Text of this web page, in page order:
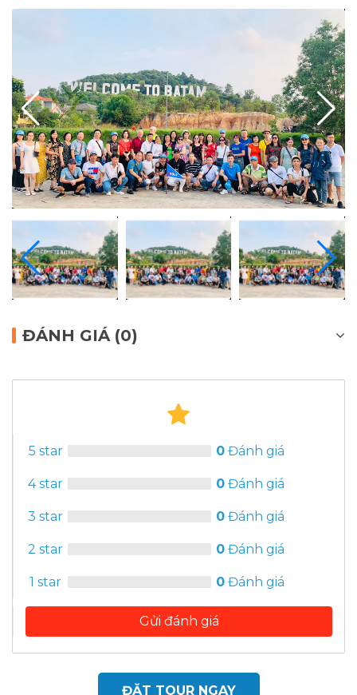
ĐÁNH GIÁ (0)
5 star 0 Đánh giá
4 star 0 Đánh giá
3 star 0 Đánh giá
2 star 0 Đánh giá
1 star 0 Đánh giá
Gửi đánh giá
ĐẶT TOUR NGAY